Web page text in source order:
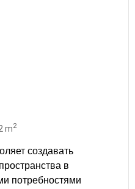
m2
создавать
в
потребностями